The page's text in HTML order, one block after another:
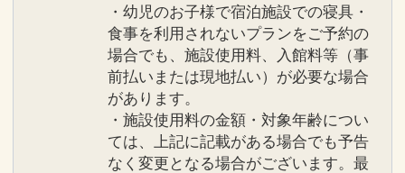
・幼児のお子様で宿泊施設での寝具・
食事を利用されないプランをご予約の
場合でも、施設使用料、入館料等（事
前払いまたは現地払い）が必要な場合
があります。
・施設使用料の金額・対象年齢につい
ては、上記に記載がある場合でも予告
なく変更となる場合がございます。最